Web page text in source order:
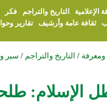
الإعلامية التاريخ والتراجم فكر
ثقافة عامة وأرشيف تقارير
ومعرفة / التاريخ والتراجم / سير
الإسلام: